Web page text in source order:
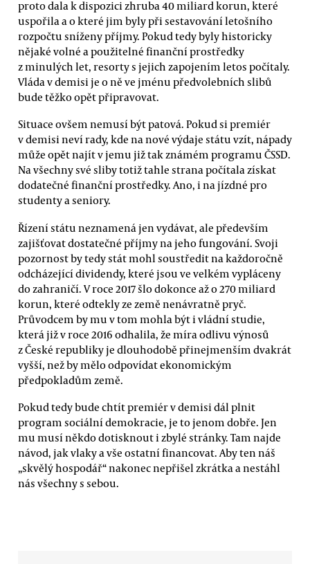
proto dala k dispozici zhruba 40 miliard korun, které
uspořila a o které jim byly při sestavování letošního
rozpočtu sníženy příjmy. Pokud tedy byly historicky
nějaké volné a použitelné finanční prostředky
z minulých let, resorty s jejich zapojením letos počítaly.
Vláda v demisi je o ně ve jménu předvolebních slibů
bude těžko opět připravovat.
Situace ovšem nemusí být patová. Pokud si premiér
v demisi neví rady, kde na nové výdaje státu vzít, nápady
může opět najít v jemu již tak známém programu ČSSD.
Na všechny své sliby totiž tahle strana počítala získat
dodatečné finanční prostředky. Ano, i na jízdné pro
studenty a seniory.
Řízení státu neznamená jen vydávat, ale především
zajišťovat dostatečné příjmy na jeho fungování. Svoji
pozornost by tedy stát mohl soustředit na každoročně
odcházející dividendy, které jsou ve velkém vypláceny
do zahraničí. V roce 2017 šlo dokonce až o 270 miliard
korun, které odtekly ze země nenávratně pryč.
Průvodcem by mu v tom mohla být i vládní studie,
která již v roce 2016 odhalila, že míra odlivu výnosů
z České republiky je dlouhodobě přinejmenším dvakrát
vyšší, než by mělo odpovídat ekonomickým
předpokladům země.
Pokud tedy bude chtít premiér v demisi dál plnit
program sociální demokracie, je to jenom dobře. Jen
mu musí někdo dotisknout i zbylé stránky. Tam najde
návod, jak vlaky a vše ostatní financovat. Aby ten náš
„skvělý hospodář“ nakonec nepřišel zkrátka a nestáhl
nás všechny s sebou.